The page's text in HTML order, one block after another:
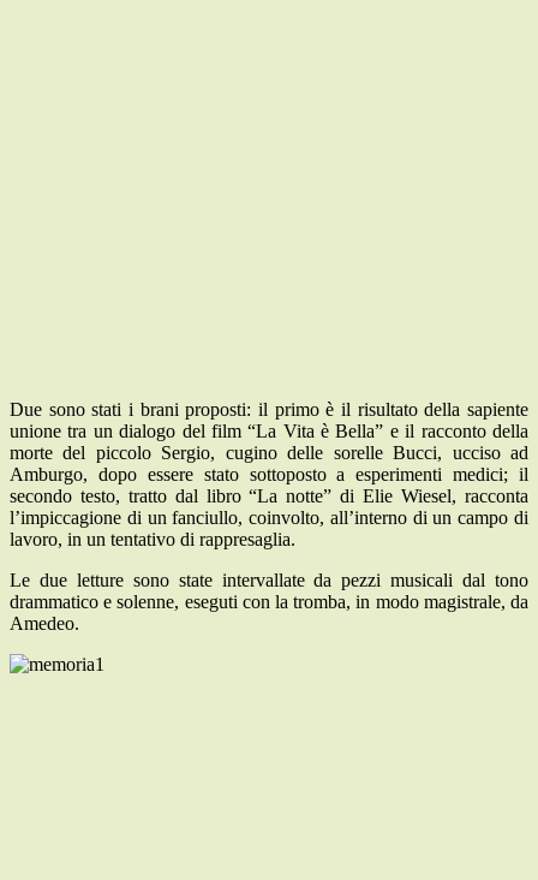
Due sono stati i brani proposti: il primo è il risultato della sapiente
unione tra un dialogo del film “La Vita è Bella” e il racconto della
morte del piccolo Sergio, cugino delle sorelle Bucci, ucciso ad
Amburgo, dopo essere stato sottoposto a esperimenti medici; il
secondo testo, tratto dal libro “La notte” di Elie Wiesel, racconta
l’impiccagione di un fanciullo, coinvolto, all’interno di un campo di
lavoro, in un tentativo di rappresaglia.
Le due letture sono state intervallate da pezzi musicali dal tono
drammatico e solenne, eseguti con la tromba, in modo magistrale, da
Amedeo.